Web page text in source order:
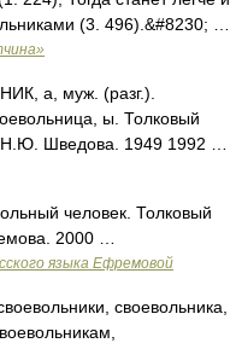
(3. 496).&#8230; …
а, муж. (разг.).
ы. Толковый
Шведова. 1949 1992 …
человек. Толковый
2000 …
языка Ефремовой
своевольника,